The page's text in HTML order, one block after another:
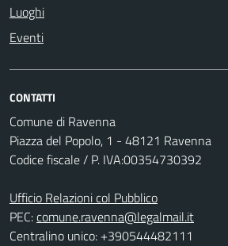
Luoghi
Eventi
CONTATTI
Comune di Ravenna
Piazza del Popolo, 1 - 48121 Ravenna
Codice fiscale / P. IVA:00354730392
Ufficio Relazioni col Pubblico
PEC:comune.ravenna@legalmail.it
Centralino unico: +390544482111